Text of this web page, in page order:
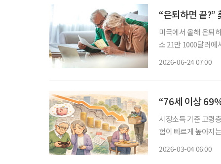
“은퇴하면 끝?”
미국에서 올해 은퇴
소 21만 1000달러에
2026-06-24 07:00
“76세 이상
시장소득 기준 고령층 빈곤
험이 빠르게 높아지
2026-03-04 06:00